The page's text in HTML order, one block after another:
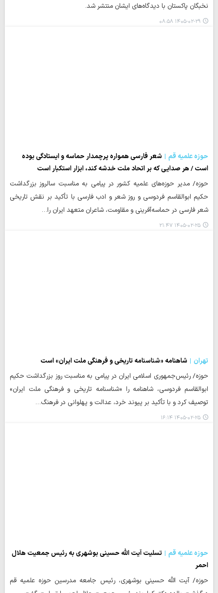
نخبگان پاکستان با دیدگاه‌های ایشان منتشر شد.
۱۴۰۵-۰۲-۲۹ ۰۸:۵۸
حوزه علمیه قم
شعر فارسی همواره پرچمدار حماسه و ایستادگی بوده
است / هر صدایی که بر اتحاد ملت خدشه کند، ابزار استکبار است
حوزه/ مدیر حوزه‌های علمیه کشور در پیامی به مناسبت سالروز بزرگداشت
حکیم ابوالقاسم فردوسی و روز شعر و ادب فارسی با تأکید بر نقش تاریخی
شعر فارسی در حماسه‌آفرینی و مقاومت، شاعران متعهد ایران را…
۱۴۰۵-۰۲-۲۵ ۲۱:۴۷
تهران
شاهنامه «شناسنامه تاریخی و فرهنگی ملت ایران» است
حوزه/ رئیس‌جمهوری اسلامی ایران در پیامی به مناسبت روز بزرگداشت حکیم
ابوالقاسم فردوسی، شاهنامه را «شناسنامه تاریخی و فرهنگی ملت ایران»
توصیف کرد و با تأکید بر پیوند خرد، عدالت و پهلوانی در فرهنگ…
۱۴۰۵-۰۲-۲۵ ۱۶:۱۴
حوزه علمیه قم
تسلیت آیت الله حسینی بوشهری به رئیس جمعیت هلال
احمر
حوزه/ آیت الله حسینی بوشهری، رئیس جامعه مدرسین حوزه علمیه قم